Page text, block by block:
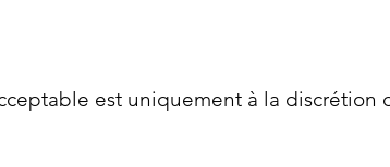
est uniquement à la discrétion